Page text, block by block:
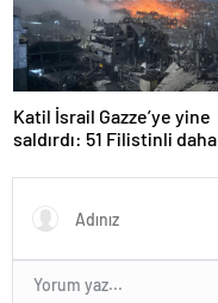
Katil İsrail Gazze’ye yine
saldırdı: 51 Filistinli daha